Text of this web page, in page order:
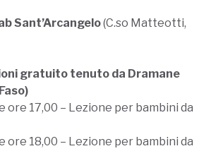
Sant’Arcangelo(C.so Matteotti,
gratuito tenuto da Dramane
ore 17,00 – Lezione per bambini da
ore 18,00 – Lezione per bambini da